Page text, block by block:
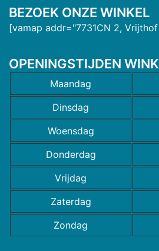
BEZOEK ONZE WINKEL
[vamap addr="7731CN 2,
OPENINGSTIJDEN
Maandag
Dinsdag
Woensdag
Donderdag
Vrijdag
Zaterdag
Zondag